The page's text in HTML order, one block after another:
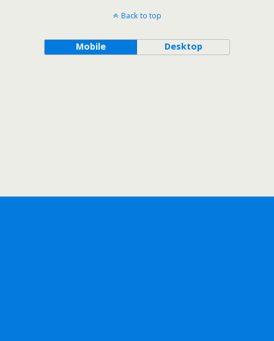
Back to top
Mobile Desktop